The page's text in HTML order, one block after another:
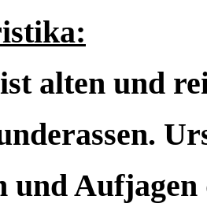
alten und
und